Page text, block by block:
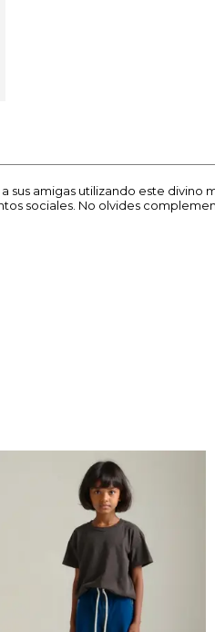
sus amigas utilizando este divino
sociales. No olvides